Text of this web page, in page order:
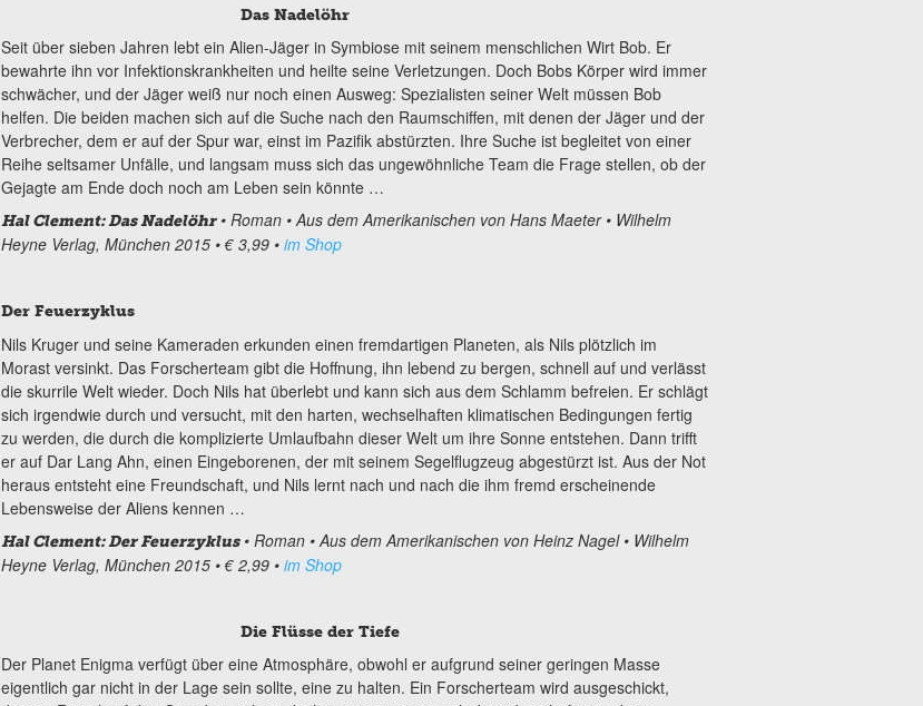
Das Nadelöhr
Seit über sieben Jahren lebt ein Alien-Jäger in Symbiose mit seinem menschlichen Wirt Bob. Er
bewahrte ihn vor Infektionskrankheiten und heilte seine Verletzungen. Doch Bobs Körper wird immer
schwächer, und der Jäger weiß nur noch einen Ausweg: Spezialisten seiner Welt müssen Bob
helfen. Die beiden machen sich auf die Suche nach den Raumschiffen, mit denen der Jäger und der
Verbrecher, dem er auf der Spur war, einst im Pazifik abstürzten. Ihre Suche ist begleitet von einer
Reihe seltsamer Unfälle, und langsam muss sich das ungewöhnliche Team die Frage stellen, ob der
Gejagte am Ende doch noch am Leben sein könnte …
Hal Clement: Das Nadelöhr • Roman • Aus dem Amerikanischen von Hans Maeter • Wilhelm
Heyne Verlag, München 2015 • € 3,99 • im Shop
Der Feuerzyklus
Nils Kruger und seine Kameraden erkunden einen fremdartigen Planeten, als Nils plötzlich im
Morast versinkt. Das Forscherteam gibt die Hoffnung, ihn lebend zu bergen, schnell auf und verlässt
die skurrile Welt wieder. Doch Nils hat überlebt und kann sich aus dem Schlamm befreien. Er schlägt
sich irgendwie durch und versucht, mit den harten, wechselhaften klimatischen Bedingungen fertig
zu werden, die durch die komplizierte Umlaufbahn dieser Welt um ihre Sonne entstehen. Dann trifft
er auf Dar Lang Ahn, einen Eingeborenen, der mit seinem Segelflugzeug abgestürzt ist. Aus der Not
heraus entsteht eine Freundschaft, und Nils lernt nach und nach die ihm fremd erscheinende
Lebensweise der Aliens kennen …
Hal Clement: Der Feuerzyklus • Roman • Aus dem Amerikanischen von Heinz Nagel • Wilhelm
Heyne Verlag, München 2015 • € 2,99 • im Shop
Die Flüsse der Tiefe
Der Planet Enigma verfügt über eine Atmosphäre, obwohl er aufgrund seiner geringen Masse
eigentlich gar nicht in der Lage sein sollte, eine zu halten. Ein Forscherteam wird ausgeschickt,